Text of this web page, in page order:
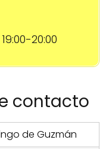
19:00-20:00
contacto
de Guzmán